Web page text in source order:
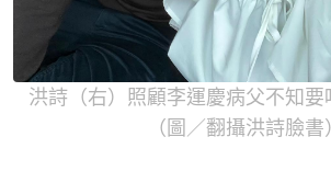
洪詩（右）照顧李運慶病父不知要
（圖／翻攝洪詩臉書